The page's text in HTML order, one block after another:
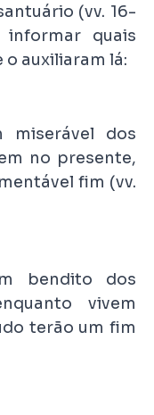
(vv. 16-
quais
auxiliaram lá:
miserável dos
no presente,
fim (vv.
bendito dos
vivem
terão um fim